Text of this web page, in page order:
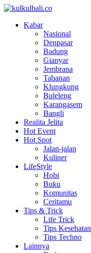
Kabar
Nasional
Denpasar
Badung
Gianyar
Jembrana
Tabanan
Klungkung
Buleleng
Karangasem
Bangli
Realita Jelita
Hot Event
Hot Spot
Jalan-jalan
Kuliner
LifeStyle
Hobi
Buku
Komunitas
Ceritamu
Tips & Trick
Life Trick
Tips Kesehatan
Tips Techno
Lainnya